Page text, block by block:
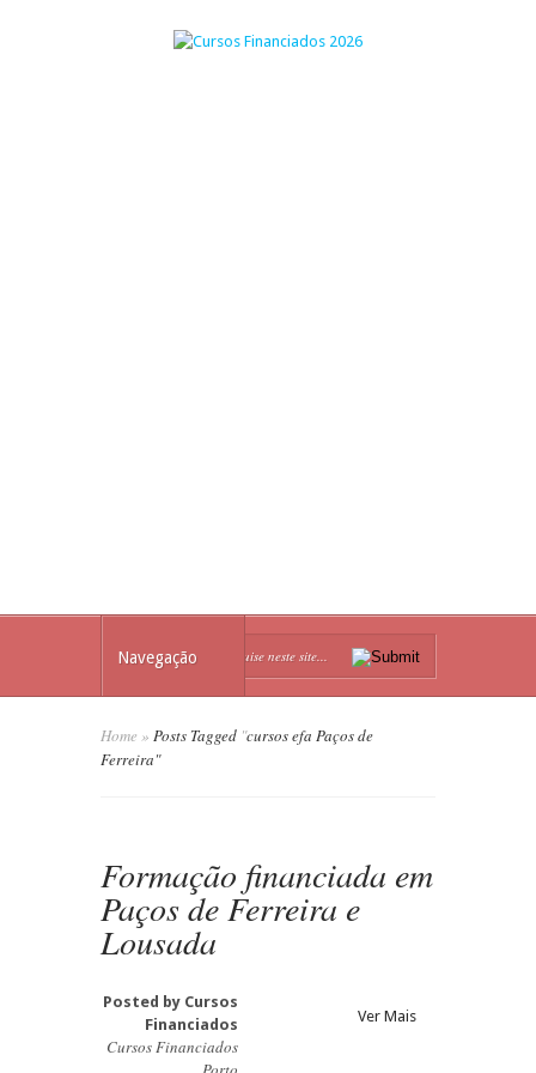
Navegação
Home » Posts Tagged "cursos efa Paços de
Ferreira"
Formação financiada em
Paços de Ferreira e
Lousada
Posted by Cursos
Financiados
Cursos Financiados
Ver Mais